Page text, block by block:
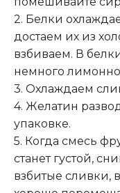
2. Белки
достаем их из
взбиваем. В
немного
3. Охлаждаем
4. Желатин
упаковке.
5. Когда смесь
станет густой,
взбитые сливки,